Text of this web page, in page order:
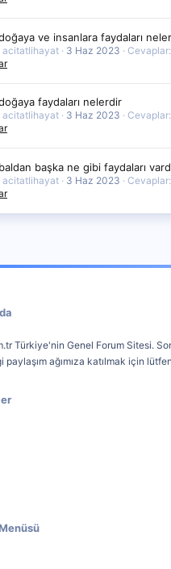
doğaya ve insanlara faydaları
acitatlihayat 3 Haz 2023
doğaya faydaları nelerdir
acitatlihayat 3 Haz 2023
baldan başka ne gibi faydaları
acitatlihayat 3 Haz 2023
Türkiye'nin Genel Forum Sitesi.
paylaşım ağımıza katılmak için